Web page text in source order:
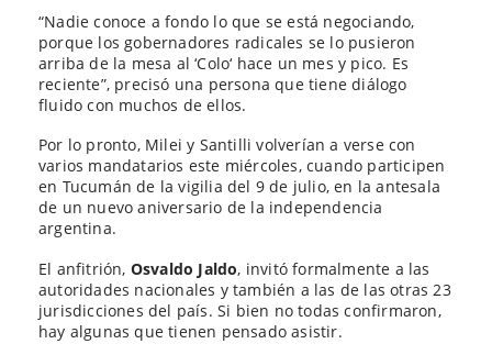
“Nadie conoce a fondo lo que se está negociando,
porque los gobernadores radicales se lo pusieron
arriba de la mesa al ‘Colo‘ hace un mes y pico. Es
reciente”, precisó una persona que tiene diálogo
fluido con muchos de ellos.
Por lo pronto, Milei y Santilli volverían a verse con
varios mandatarios este miércoles, cuando participen
en Tucumán de la vigilia del 9 de julio, en la antesala
de un nuevo aniversario de la independencia
argentina.
El anfitrión, Osvaldo Jaldo, invitó formalmente a las
autoridades nacionales y también a las de las otras 23
jurisdicciones del país. Si bien no todas confirmaron,
hay algunas que tienen pensado asistir.